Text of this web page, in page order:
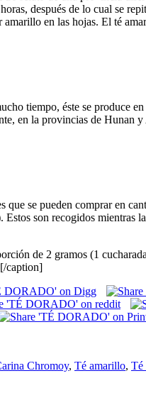
después de lo cual se
en las hojas. El té
tiempo, éste se produce
en la provincias de Hunan
se pueden comprar en
son recogidos mientras
de 2 gramos (1
caption]
Chromoy, Té amarillo, Té